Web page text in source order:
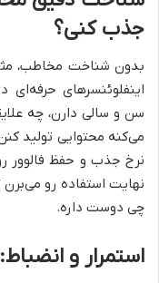
جذب کنی؟
بدون شناخت مخاطب،
اینفلوئنسرهای
سن و سالی دارن، چه
می‌کنه محتوایی تولید
نرخ جذب و حفظ فالوور
نهایت استفاده رو
چی دوست داره.
استمرار و